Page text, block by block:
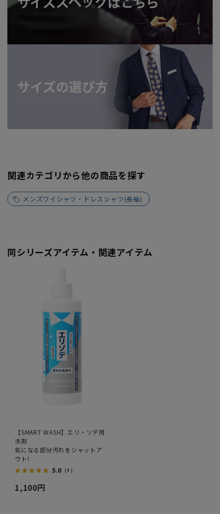
関連カテゴリから他の商品を探す
メンズワイシャツ・ドレスシャツ(長袖)
同シリーズアイテム・関連アイテム
【SMART WASH】エリ・ソデ用
洗剤
気になる部分汚れをシャットア
ウト!
5.0 （1）
1,100円